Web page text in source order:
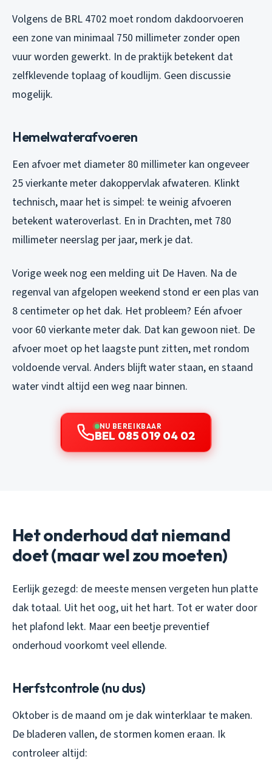
Volgens de BRL 4702 moet rondom dakdoorvoeren
een zone van minimaal 750 millimeter zonder open
vuur worden gewerkt. In de praktijk betekent dat
zelfklevende toplaag of koudlijm. Geen discussie
mogelijk.
Hemelwaterafvoeren
Een afvoer met diameter 80 millimeter kan ongeveer
25 vierkante meter dakoppervlak afwateren. Klinkt
technisch, maar het is simpel: te weinig afvoeren
betekent wateroverlast. En in Drachten, met 780
millimeter neerslag per jaar, merk je dat.
Vorige week nog een melding uit De Haven. Na de
regenval van afgelopen weekend stond er een plas van
8 centimeter op het dak. Het probleem? Eén afvoer
voor 60 vierkante meter dak. Dat kan gewoon niet. De
afvoer moet op het laagste punt zitten, met rondom
voldoende verval. Anders blijft water staan, en staand
water vindt altijd een weg naar binnen.
NU BEREIKBAAR
BEL 085 019 04 02
Het onderhoud dat niemand
doet (maar wel zou moeten)
Eerlijk gezegd: de meeste mensen vergeten hun platte
dak totaal. Uit het oog, uit het hart. Tot er water door
het plafond lekt. Maar een beetje preventief
onderhoud voorkomt veel ellende.
Herfstcontrole (nu dus)
Oktober is de maand om je dak winterklaar te maken.
De bladeren vallen, de stormen komen eraan. Ik
controleer altijd: